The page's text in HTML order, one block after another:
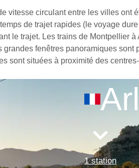
vitesse circulant entre les villes ont
de trajet rapides (le voyage
le trajet. Les trains de Montpellier à
fenêtres panoramiques sont
sont situées à proximité des
1 station